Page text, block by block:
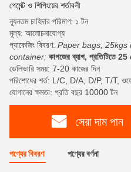
পেমেন্ট ও শিপিংয়ের শর্তাবলী
ন্যূনতম চাহিদার পরিমাণ: ১ টন
মূল্য: আলোচনাযোগ্য
প্যাকেজিং বিবরণ: Paper bags, 25kgs
container; কাগজের ব্যাগ, প্রতিটিতে 25
ডেলিভারি সময়: 7-20 কাজের দিন
পরিশোধের শর্ত: L/C, D/A, D/P, T/T,
যোগানের ক্ষমতা: প্রতি বছর 10000 টন
সেরা দাম পান
পণ্যের বিবরণ পণ্যের বর্ণনা